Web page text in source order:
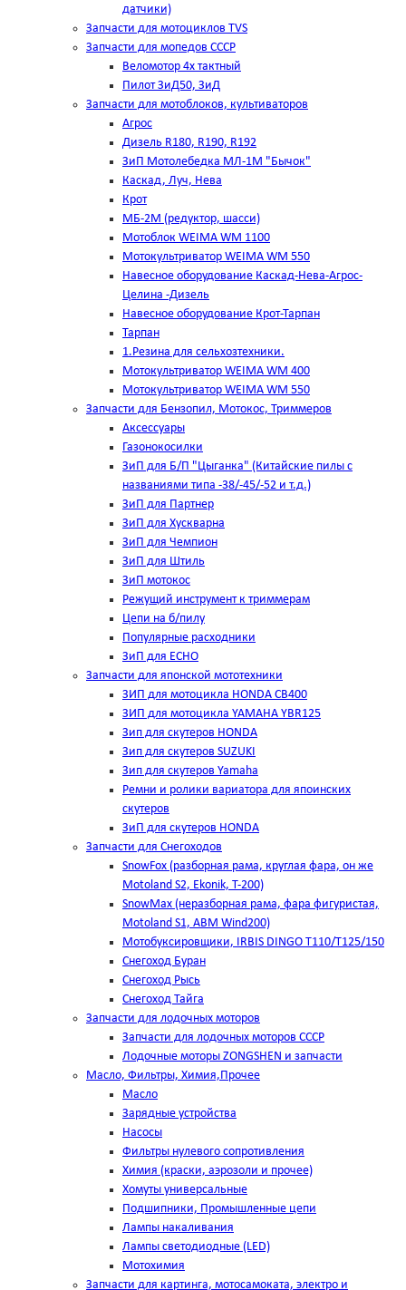
датчики)
Запчасти для мотоциклов TVS
Запчасти для мопедов СССР
Веломотор 4х тактный
Пилот ЗиД50, ЗиД
Запчасти для мотоблоков, культиваторов
Агрос
Дизель R180, R190, R192
ЗиП Мотолебедка МЛ-1М "Бычок"
Каскад, Луч, Нева
Крот
МБ-2М (редуктор, шасси)
Мотоблок WEIMA WM 1100
Мотокультриватор WEIMA WM 550
Навесное оборудование Каскад-Нева-Агрос-
Целина -Дизель
Навесное оборудование Крот-Тарпан
Тарпан
1.Резина для сельхозтехники.
Мотокультриватор WEIMA WM 400
Мотокультриватор WEIMA WM 550
Запчасти для Бензопил, Мотокос, Триммеров
Аксессуары
Газонокосилки
ЗиП для Б/П "Цыганка" (Китайские пилы с
названиями типа -38/-45/-52 и т.д.)
ЗиП для Партнер
ЗиП для Хускварна
ЗиП для Чемпион
ЗиП для Штиль
ЗиП мотокос
Режущий инструмент к триммерам
Цепи на б/пилу
Популярные расходники
ЗиП для ЕСНО
Запчасти для японской мототехники
ЗИП для мотоцикла HONDA CB400
ЗИП для мотоцикла YAMAHA YBR125
Зип для скутеров HONDA
Зип для скутеров SUZUKI
Зип для скутеров Yamaha
Ремни и ролики вариатора для япоинских
скутеров
ЗиП для скутеров HONDA
Запчасти для Снегоходов
SnowFox (разборная рама, круглая фара, он же
Motoland S2, Ekonik, T-200)
SnowMax (неразборная рама, фара фигуристая,
Motoland S1, ABM Wind200)
Мотобуксировщики, IRBIS DINGO Т110/Т125/150
Снегоход Буран
Снегоход Рысь
Снегоход Тайга
Запчасти для лодочных моторов
Запчасти для лодочных моторов СССР
Лодочные моторы ZONGSHEN и запчасти
Масло, Фильтры, Химия,Прочее
Масло
Зарядные устройства
Насосы
Фильтры нулевого сопротивления
Химия (краски, аэрозоли и прочее)
Хомуты универсальные
Подшипники, Промышленные цепи
Лампы накаливания
Лампы светодиодные (LED)
Мотохимия
Запчасти для картинга, мотосамоката, электро и